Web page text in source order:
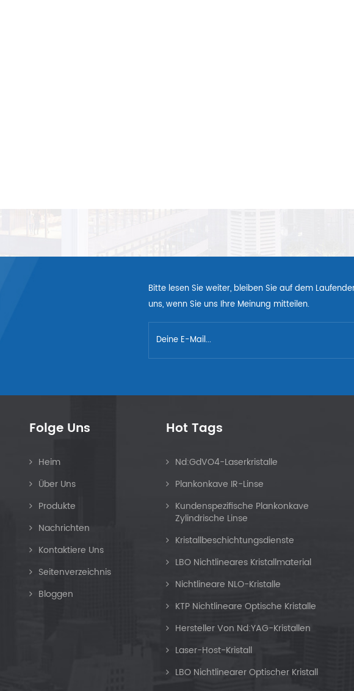
Bitte lesen Sie weiter, bleiben Sie auf dem
uns, wenn Sie uns Ihre Meinung mitteilen.
Folge Uns
Heim
Über Uns
Produkte
Nachrichten
Kontaktiere Uns
Seitenverzeichnis
Bloggen
Hot Tags
Nd:GdVO4-Laserkristalle
Plankonkave IR-Linse
Kundenspezifische Plankonkave
Zylindrische Linse
Kristallbeschichtungsdienste
LBO Nichtlineares Kristallmaterial
Nichtlineare NLO-Kristalle
KTP Nichtlineare Optische Kristalle
Hersteller Von Nd:YAG-Kristallen
Laser-Host-Kristall
LBO Nichtlinearer Optischer Kristall